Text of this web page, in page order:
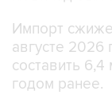
Импорт
августе 2026
составить
годом ранее.